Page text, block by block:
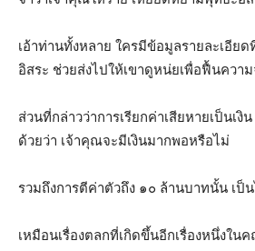
เอ้าท่านทั้งหลาย ใครมีข้อมูลรายละเอีย
อิสระ ช่วยส่งไปให้เขาดูหน่ยเพื่อฟื้นความ
ส่วนที่กล่าวว่าการเรียกค่าเสียหายเป็นเ
ด้วยว่า เจ้าคุณจะมีเงินมากพอหรือไม่
รวมถึงการตีค่าตัวถึง ๑๐ ล้านบาทนั้น เป็
เหมือนเรื่องตลกที่เกิดขึ้นอีกเรื่องหนึ่งใน